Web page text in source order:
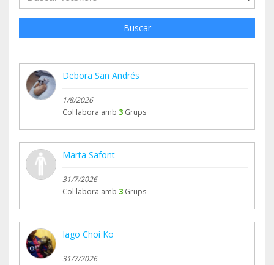
Buscar
Debora San Andrés
1/8/2026
Col·labora amb 3 Grups
Marta Safont
31/7/2026
Col·labora amb 3 Grups
Iago Choi Ko
31/7/2026